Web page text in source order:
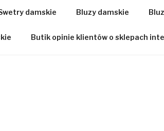
damskie Bluzy damskie
Butik opinie klientów o sklepach